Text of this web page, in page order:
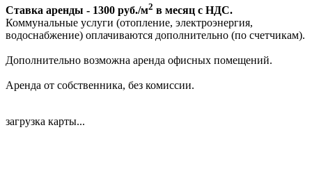
Ставка аренды - 1300 руб./м2 в месяц с НДС.
Коммунальные услуги (отопление, электроэнергия,
водоснабжение) оплачиваются дополнительно (по счетчикам).
Дополнительно возможна аренда офисных помещений.
Аренда от собственника, без комиссии.
загрузка карты...